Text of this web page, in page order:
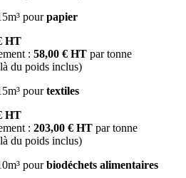
pourpapier
HT
: 58,00 € HT par tonne
du poids inclus)
pourtextiles
HT
: 203,00 € HT par tonne
du poids inclus)
pourbiodéchets alimentaires